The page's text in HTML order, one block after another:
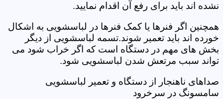
نشده اند باید برای رفع آن اقدام نمایید.
همچنین اگر فنرها یا کمک فنرها در لباسشویی به اشکال
خورده اند باید تعمیر شوند.تسمه لباسشویی از دیگر
بخش های مهم در دستگاه است که اگر خراب شود می
تواند سبب مرتعش شدن لباسشویی شود.
صداهای ناهنجار از دستگاه و تعمیر لباسشویی
سامسونگ در سرخرود